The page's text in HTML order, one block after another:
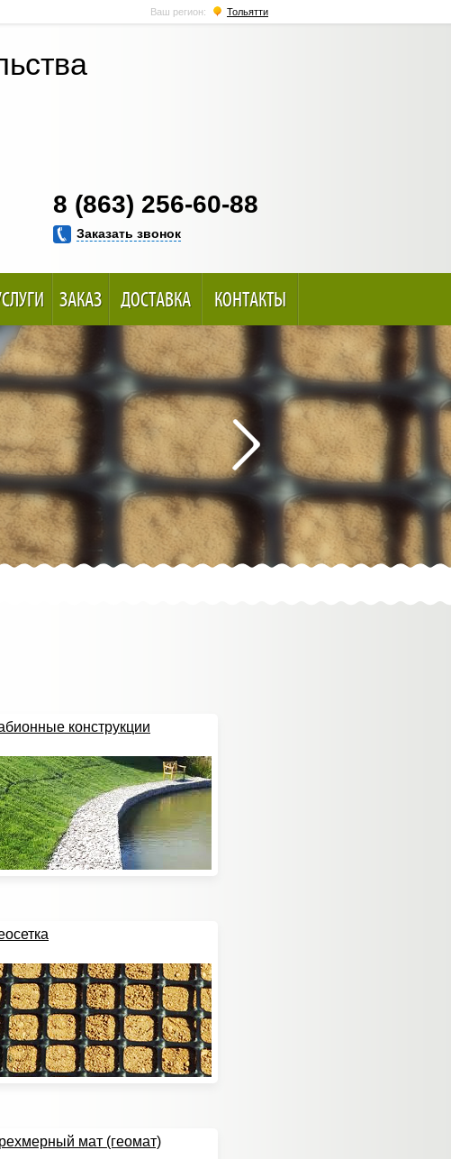
Ваш регион: Тольятти
8 (863) 256-60-88
Заказать звонок
ЗАКАЗ ДОСТАВКА КОНТАКТЫ
конструкции
мат (геомат)